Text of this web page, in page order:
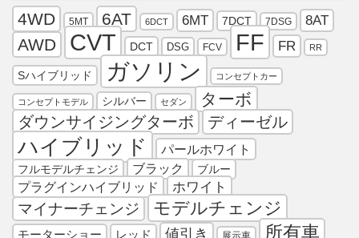
4WD 5MT 6AT 6DCT 6MT 7DCT 7DSG 8AT
AWD CVT DCT DSG FCV FF FR RR
Sハイブリッド ガソリン コンセプトカー
コンセプトモデル シルバー セダン ターボ
ダウンサイジングターボ ディーゼル
ハイブリッド パールホワイト
フルモデルチェンジ ブラック ブルー
プラグインハイブリッド ホワイト
マイナーチェンジ モデルチェンジ
モーターショー レッド 値引き 展示車 所有車